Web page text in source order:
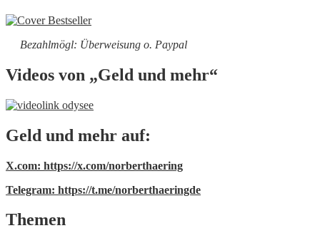
Bezahlmögl: Überweisung o. Paypal
Videos von „Geld und mehr“
Geld und mehr auf:
X.com: https://x.com/norberthaering
Telegram: https://t.me/norberthaeringde
Themen